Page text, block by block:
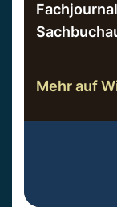
Mehr auf